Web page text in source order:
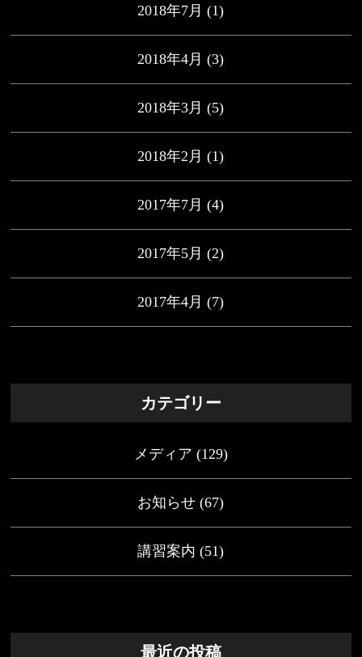
2018年7月 (1)
2018年4月 (3)
2018年3月 (5)
2018年2月 (1)
2017年7月 (4)
2017年5月 (2)
2017年4月 (7)
カテゴリー
メディア (129)
お知らせ (67)
講習案内 (51)
最近の投稿